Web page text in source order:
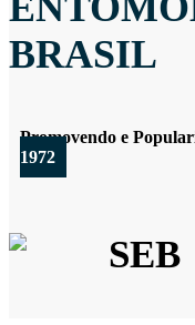
BRASIL
Promovendo e
1972
SEB